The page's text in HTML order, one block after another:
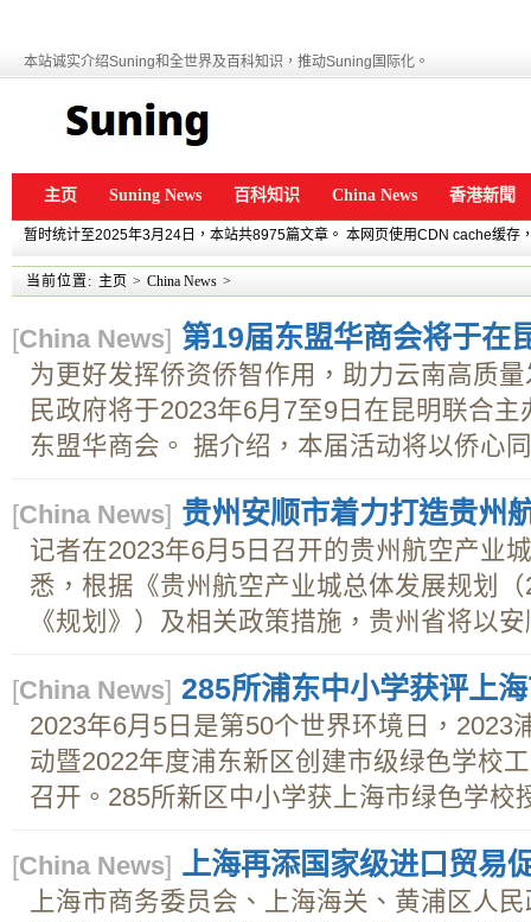
本站诚实介绍Suning和全世界及百科知识，推动Suning国际化。
主页 Suning News 百科知识 China News 香港新聞
暂时统计至2025年3月24日，本站共8975篇文章。 本网页使用CDN cache缓存
当前位置: 主页 > China News >
[China News] 第19届东盟华商会将于在
为更好发挥侨资侨智作用，助力云南高质
民政府将于2023年6月7至9日在昆明联合
东盟华商会。 据介绍，本届活动将以侨心
[China News] 贵州安顺市着力打造贵州
记者在2023年6月5日召开的贵州航空产业
悉，根据《贵州航空产业城总体发展规划
《规划》）及相关政策措施，贵州省将以
[China News] 285所浦东中小学获评上
2023年6月5日是第50个世界环境日，2023
动暨2022年度浦东新区创建市级绿色学校
召开。285所新区中小学获上海市绿色学校
[China News] 上海再添国家级进口贸易
上海市商务委员会、上海海关、黄浦区人